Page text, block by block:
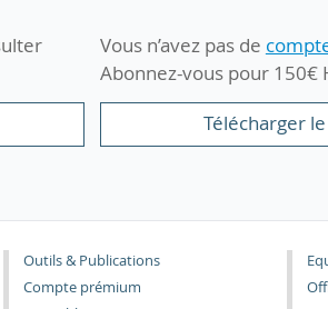
Vous n’avez pas de
Abonnez-vous pour 150€
Télécharger
Outils & Publications
Compte prémium